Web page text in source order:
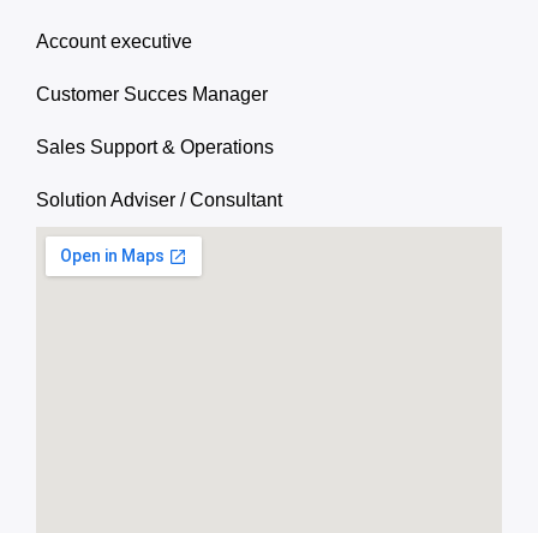
Account executive
Customer Succes Manager
Sales Support & Operations
Solution Adviser / Consultant